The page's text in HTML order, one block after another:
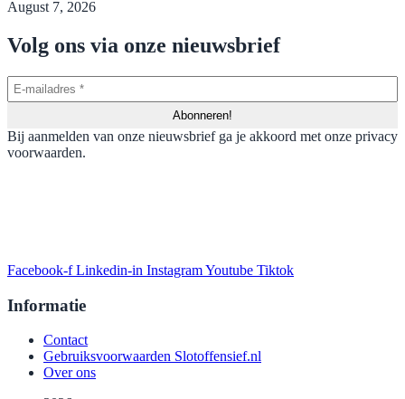
August 7, 2026
Volg ons via onze nieuwsbrief
Bij aanmelden van onze nieuwsbrief ga je akkoord met onze privacy
voorwaarden.
Facebook-f Linkedin-in InstagramYoutube Tiktok
Informatie
Contact
Gebruiksvoorwaarden Slotoffensief.nl
Over ons